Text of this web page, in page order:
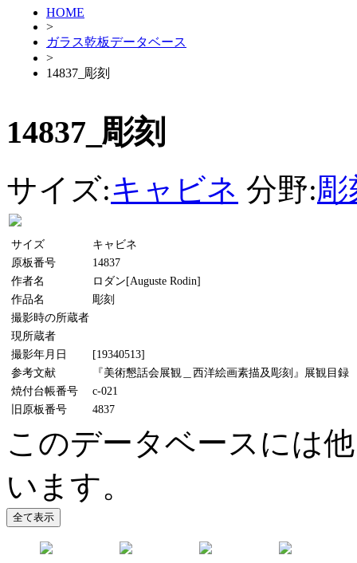
HOME
>
ガラス乾板データベース
>
14837_彫刻
14837_彫刻
サイズ:キャビネ 分野:彫
サイズ
キャビネ
原板番号
14837
作者名
ロダン[Auguste Rodin]
作品名
彫刻
撮影時の所蔵者
現所蔵者
撮影年月日
[19340513]
参考文献
『美術懇話会展観＿西洋絵画素描及彫刻』展観目
焼付台帳番号
c-021
旧原板番号
4837
このデータベースには
います。